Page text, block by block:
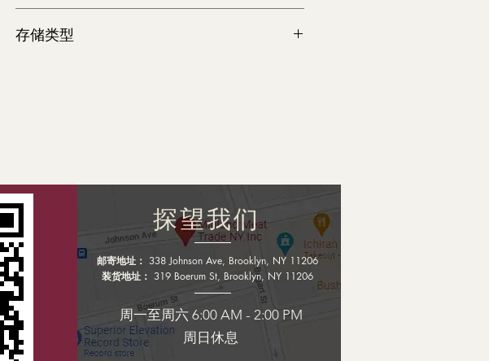
存储类型
探望我们
邮寄地址： 338 Johnson Ave, Brooklyn, NY 11206
装货地址： 319 Boerum St, Brooklyn, NY 11206
周一至周六 6:00 AM - 2:00 PM
周日休息